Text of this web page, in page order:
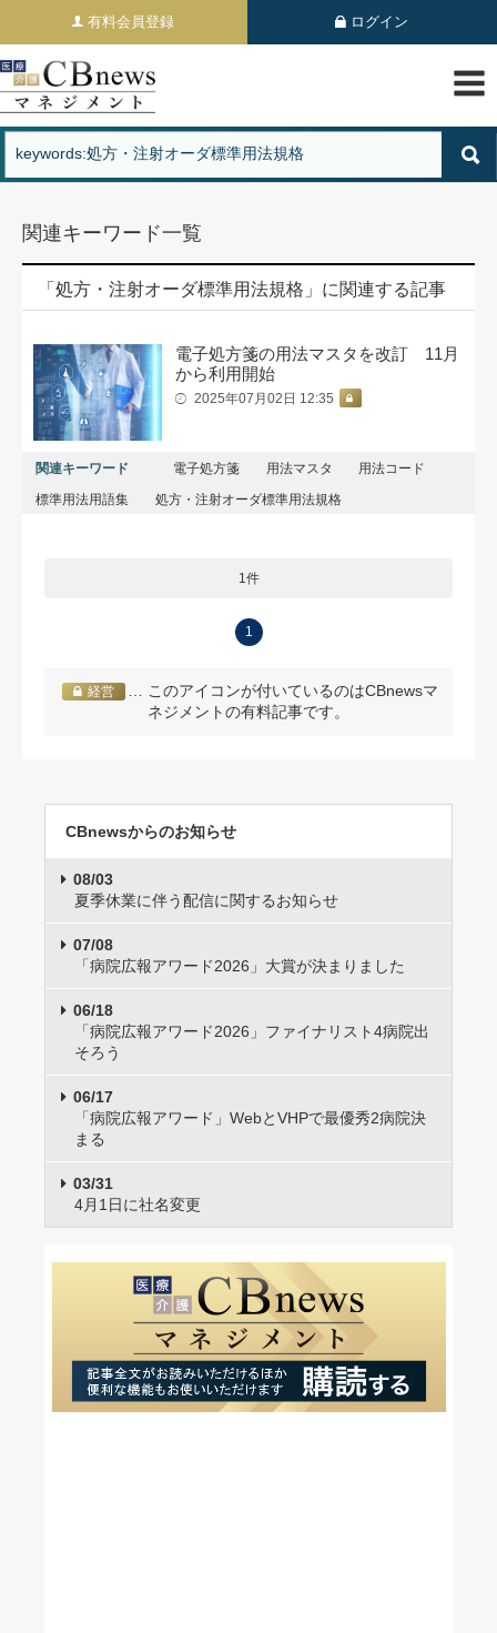
有料会員登録 ログイン
関連キーワード一覧
「処方・注射オーダ標準用法規格」に関連する記事
電子処方箋の用法マスタを改訂 11月
から利用開始
2025年07月02日 12:35
関連キーワード 電子処方箋 用法マスタ
用法コード
標準用法用語集
処方・注射オーダ標準用法規格
1件
1
経営
… このアイコンが付いているのはCBnewsマ
ネジメントの有料記事です。
CBnewsからのお知らせ
08/03
夏季休業に伴う配信に関するお知らせ
07/08
「病院広報アワード2026」大賞が決まりました
06/18
「病院広報アワード2026」ファイナリスト4病院出
そろう
06/17
「病院広報アワード」WebとVHPで最優秀2病院決
まる
03/31
4月1日に社名変更